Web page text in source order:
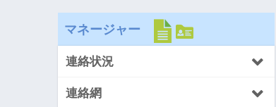
マネージャー
連絡状況
連絡網